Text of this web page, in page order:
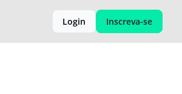
Login Inscreva-se